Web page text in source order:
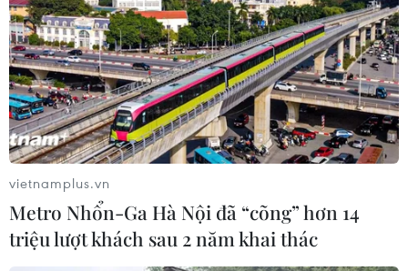
vietnamplus.vn
Metro Nhổn-Ga Hà Nội đã “cõng” hơn 14
triệu lượt khách sau 2 năm khai thác